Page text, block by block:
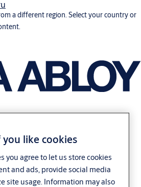
a different region. Select your country or
like cookies
you agree to let us store cookies
and ads, provide social media
site usage. Information may also